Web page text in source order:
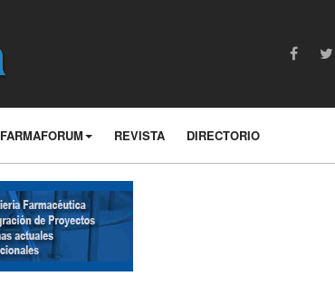
FARMAFORUM REVISTA DIRECTORIO